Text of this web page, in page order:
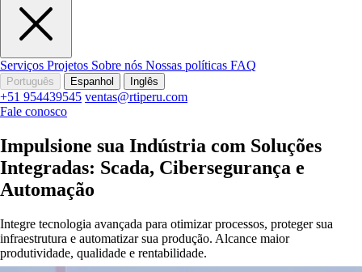
Serviços Projetos Sobre nós Nossas políticas FAQ
Português Espanhol Inglês
+51 954439545 ventas@rtiperu.com
Fale conosco
Impulsione sua Indústria com Soluções
Integradas: Scada, Cibersegurança e
Automação
Integre tecnologia avançada para otimizar processos, proteger sua
infraestrutura e automatizar sua produção. Alcance maior
produtividade, qualidade e rentabilidade.